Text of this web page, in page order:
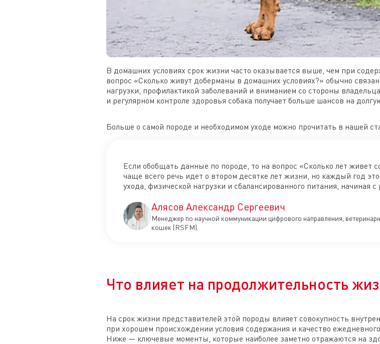
В домашних условиях срок жизни часто оказывается выше, чем при
вопрос «Сколько живут доберманы в домашних условиях?» обычно
нагрузки, профилактикой заболеваний и вниманием со стороны
и регулярном контроле здоровья собака получает больше шансов на
Больше о самой породе и необходимом уходе можно прочитать в нашей
Если обобщать данные по породе, то на вопрос «Сколько лет живет
чаще всего речь идет о втором десятке лет жизни, но каждый год
ухода, физической нагрузки и сбалансированного питания, начиная
Алясов Александр Сергеевич
Менеджер по научной коммуникации цифрового направления,
кошек (RSFM).
Что влияет на продолжительность
На срок жизни представителей этой породы влияет совокупность
при хорошем происхождении условия содержания и качество
Ниже — ключевые моменты, которые наиболее заметно отражаются на